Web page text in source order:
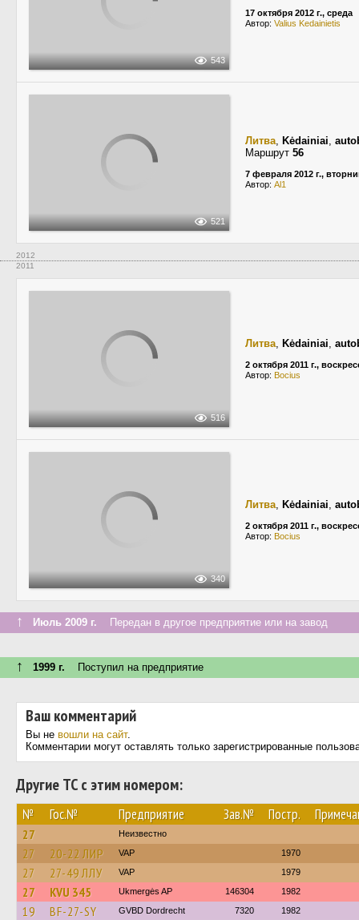
543
17 октября 2012 г., среда
Автор: Valius Kedainietis
521
Литва, Kėdainiai,
Маршрут 56
7 февраля 2012 г.,
Автор: Al1
2012
2011
516
Литва, Kėdainiai,
2 октября 2011 г.,
Автор: Bocius
340
Литва, Kėdainiai,
2 октября 2011 г.,
Автор: Bocius
↑ Июль 2009 г. Передан в другое предприятие или на завод
↑ 1999 г. Поступил на предприятие
Ваш комментарий
Вы не вошли на сайт.
Комментарии могут оставлять только зарегистрированные
Другие ТС с этим номером:
№ Гос.№ Предприятие Зав.№ Постр.
27 Неизвестно
27 20-22 ЛИР VAP 1970
27 27-49 ЛЛУ VAP 1979
27 KVU 345 Ukmergės AP 146304 1982
19 BF-27-SY GVBD Dordrecht 7320 1982